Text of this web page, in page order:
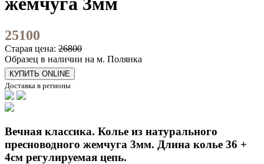
25100
Старая цена: 26800
Образец в наличии на м. Полянка
КУПИТЬ ONLINE
Доставка в регионы
Вечная классика. Колье из натурального
пресноводного жемчуга 3мм. Длина колье 36 +
4см регулируемая цепь.